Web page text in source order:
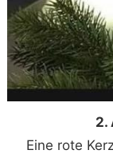
2.
Eine rote